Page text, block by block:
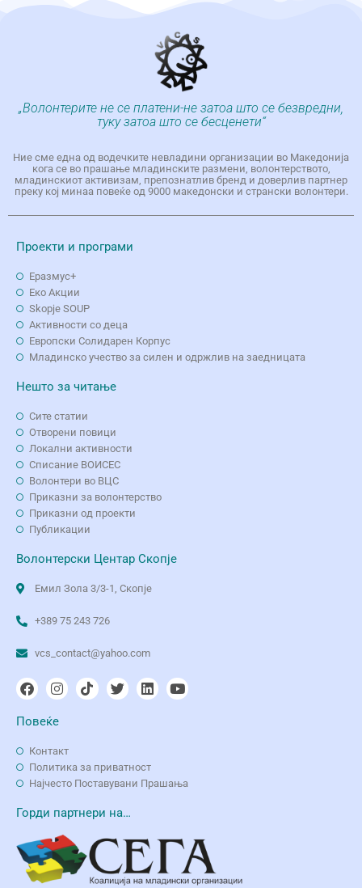
„Волонтерите не се платени-не затоа што се безвредни,
туку затоа што се бесценети“
Ние сме една од водечките невладини организации во Македонија
кога се во прашање младинските размени, волонтерството,
младинскиот активизам, препознатлив бренд и доверлив партнер
преку кој минаа повеќе од 9000 македонски и странски волонтери.
Проекти и програми
Еразмус+
Еко Aкции
Skopje SOUP
Активности со деца
Европски Солидарен Корпус
Младинско учество за силен и одржлив на заедницата
Нешто за читање
Сите статии
Отворени повици
Локални активности
Списание ВОИСЕС
Волонтери во ВЦС
Приказни за волонтерство
Приказни од проекти
Публикации
Волонтерски Центар Скопје
Емил Зола 3/3-1, Скопје
+389 75 243 726
vcs_contact@yahoo.com
Повеќе
Контакт
Политика за приватност
Најчесто Поставувани Прашања
Горди партнери на…